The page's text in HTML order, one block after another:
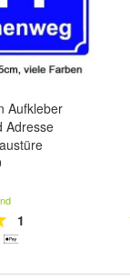
Aufkleber
Adresse
1